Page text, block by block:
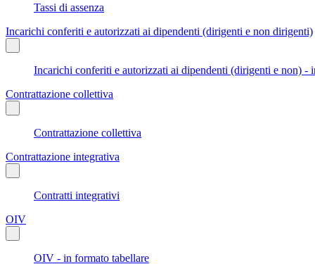
Tassi di assenza
Incarichi conferiti e autorizzati ai dipendenti (dirigenti e non dirigenti)
Incarichi conferiti e autorizzati ai dipendenti (dirigenti e non) -
Contrattazione collettiva
Contrattazione collettiva
Contrattazione integrativa
Contratti integrativi
OIV
OIV - in formato tabellare